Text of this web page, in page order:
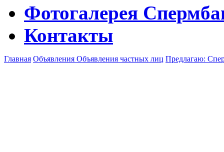
Фотогалерея
Контакты
Главная Объявления Объявления частных лиц Предлагаю: